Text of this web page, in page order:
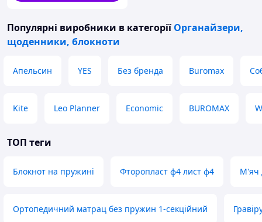
Популярні виробники в категорії Органайзери,
щоденники, блокноти
Апельсин YES Без бренда Buromax
Kite Leo Planner Economic BUROMAX
ТОП теги
Блокнот на пружині Фторопласт ф4 лист ф4 М'яч
Ортопедичний матрац без пружин 1-секційний